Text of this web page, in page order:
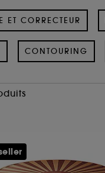
ET CORRECTEUR
CONTOURING